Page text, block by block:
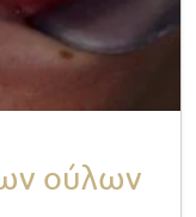
ούλων